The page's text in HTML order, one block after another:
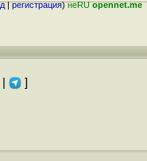
|регистрация)неRUopennet.me
]